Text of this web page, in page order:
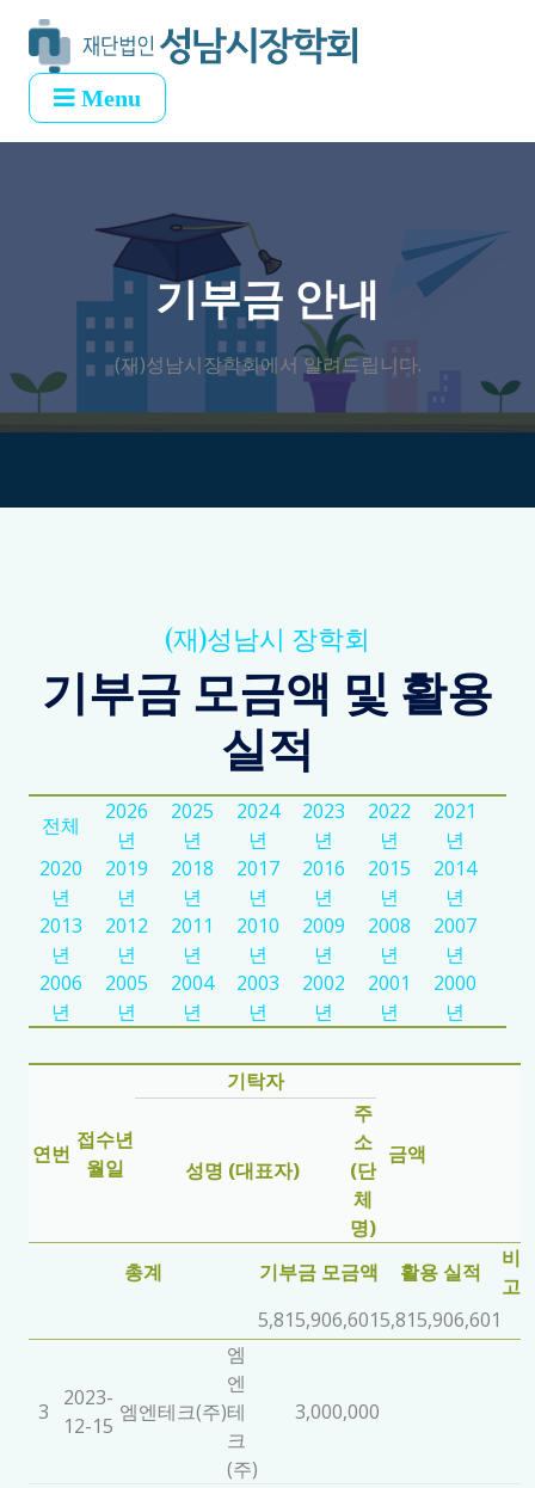
Menu
기부금 안내
(재)성남시장학회에서 알려드립니다.
(재)성남시 장학회
기부금 모금액 및 활용
실적
전체
2026
년
2025
년
2024
년
2023
년
2022
년
2021
년
2020
년
2019
년
2018
년
2017
년
2016
년
2015
년
2014
년
2013
년
2012
년
2011
년
2010
년
2009
년
2008
년
2007
년
2006
년
2005
년
2004
년
2003
년
2002
년
2001
년
2000
년
연번
접수년
월일
기탁자
금액
성명 (대표자)
주
소
(단
체
명)
총계
기부금 모금액 활용 실적
비
고
5,815,906,6015,815,906,601
3
2023-
12-15
엠엔테크(주)
엠
엔
테
크
(주)
3,000,000